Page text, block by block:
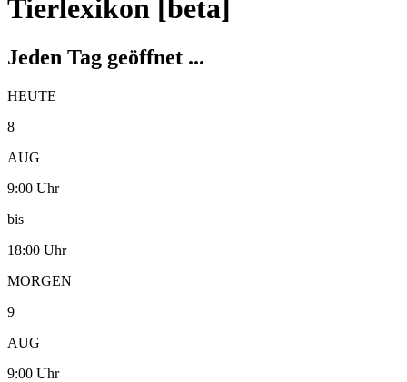
Tierlexikon [beta]
Jeden Tag geöffnet ...
HEUTE
8
AUG
9:00 Uhr
bis
18:00 Uhr
MORGEN
9
AUG
9:00 Uhr